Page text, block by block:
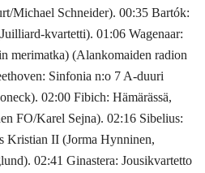
Michael Schneider). 00:35 Bartók:
kvartetti). 01:06 Wagenaar:
merimatka) (Alankomaiden radion
Sinfonia n:o 7 A-duuri
02:00 Fibich: Hämärässä,
FO/Karel Sejna). 02:16 Sibelius:
Kristian II (Jorma Hynninen,
02:41 Ginastera: Jousikvartetto